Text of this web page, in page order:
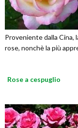
Proveniente dalla Cina,
rose, nonchè la più
Rose a cespuglio